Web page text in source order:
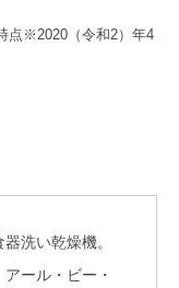
点※2020（令和2）年4
洗い乾燥機。
ール・ビー・